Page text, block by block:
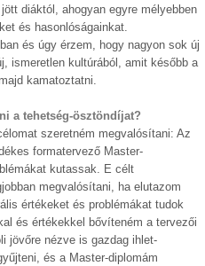
diáktól, ahogyan egyre mélyebben
és hasonlóságainkat.
és úgy érzem, hogy nagyon sok új
ismeretlen kultúrából, amit később a
kamatoztatni.
a tehetség-ösztöndíjat?
szeretném megvalósítani: Az
formatervező Master-
kutassak. E célt
megvalósítani, ha elutazom
értékeket és problémákat tudok
és értékekkel bővíteném a tervezői
jövőre nézve is gazdag ihlet-
és a Master-diplomám